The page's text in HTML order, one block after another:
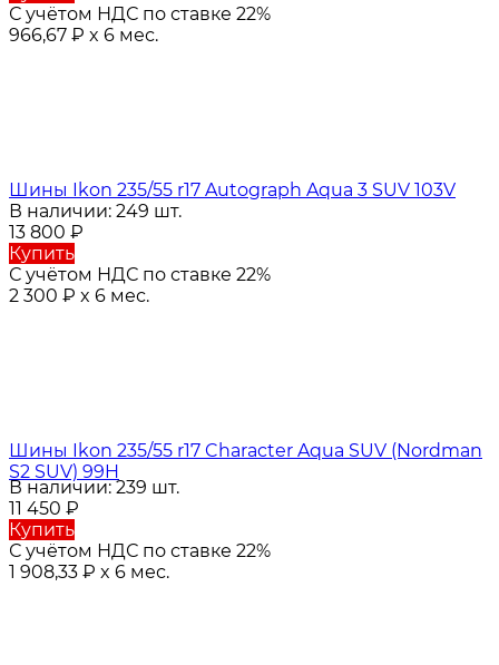
С учётом НДС по ставке 22%
966,67 ₽ x 6 мес.
Шины Ikon 235/55 r17 Autograph Aqua 3 SUV 103V
В наличии: 249 шт.
13 800 ₽
Купить
С учётом НДС по ставке 22%
2 300 ₽ x 6 мес.
Шины Ikon 235/55 r17 Character Aqua SUV (Nordman
S2 SUV) 99H
В наличии: 239 шт.
11 450 ₽
Купить
С учётом НДС по ставке 22%
1 908,33 ₽ x 6 мес.